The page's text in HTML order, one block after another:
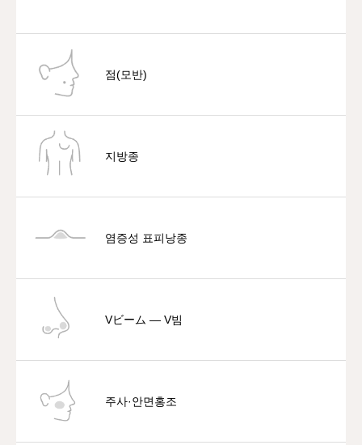
점(모반)
지방종
염증성 표피낭종
Vビーム — V빔
주사·안면홍조